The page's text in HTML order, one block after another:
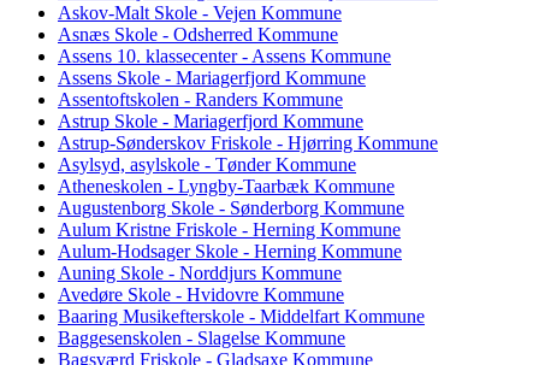
Askov-Malt Skole - Vejen Kommune
Asnæs Skole - Odsherred Kommune
Assens 10. klassecenter - Assens Kommune
Assens Skole - Mariagerfjord Kommune
Assentoftskolen - Randers Kommune
Astrup Skole - Mariagerfjord Kommune
Astrup-Sønderskov Friskole - Hjørring Kommune
Asylsyd, asylskole - Tønder Kommune
Atheneskolen - Lyngby-Taarbæk Kommune
Augustenborg Skole - Sønderborg Kommune
Aulum Kristne Friskole - Herning Kommune
Aulum-Hodsager Skole - Herning Kommune
Auning Skole - Norddjurs Kommune
Avedøre Skole - Hvidovre Kommune
Baaring Musikefterskole - Middelfart Kommune
Baggesenskolen - Slagelse Kommune
Bagsværd Friskole - Gladsaxe Kommune